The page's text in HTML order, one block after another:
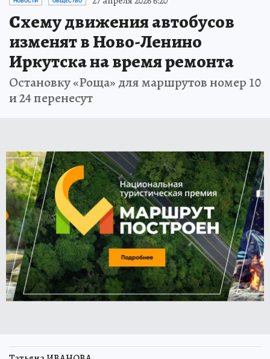
Схему движения автобусов
изменят в Ново-Ленино
Иркутска на время ремонта
Остановку «Роща» для маршрутов номер 10
и 24 перенесут